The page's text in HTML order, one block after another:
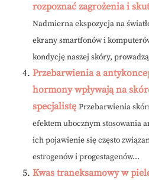
rozpoznać zagrożenia i
Nadmierna ekspozycja na
ekrany smartfonów i
kondycję naszej skóry,
Przebarwienia a
hormony wpływają na
specjalistę Przebarwienia
efektem ubocznym stosowania
ich pojawienie się często
estrogenów i progestagenów...
Kwas traneksamowy w